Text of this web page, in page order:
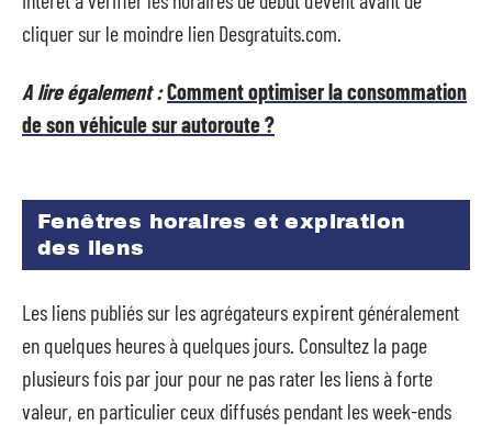
cliquer sur le moindre lien Desgratuits.com.
A lire également :Comment optimiser la consommation
de son véhicule sur autoroute ?
Fenêtres horaires et expiration
des liens
Les liens publiés sur les agrégateurs expirent généralement
en quelques heures à quelques jours. Consultez la page
plusieurs fois par jour pour ne pas rater les liens à forte
valeur, en particulier ceux diffusés pendant les week-ends